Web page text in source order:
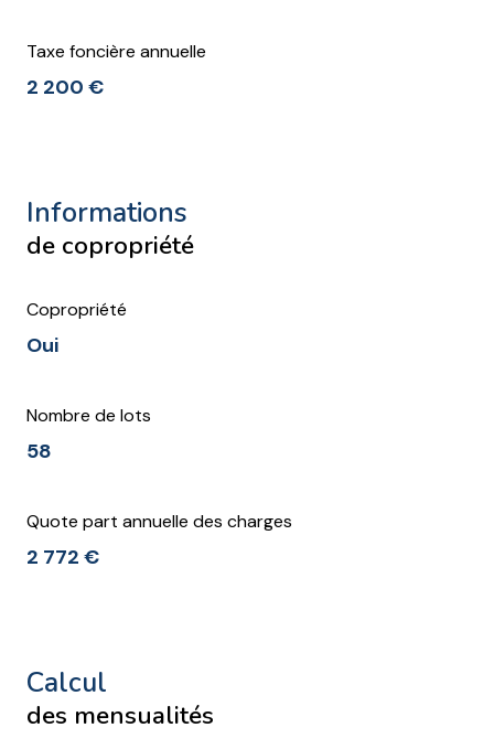
Taxe foncière annuelle
2 200 €
informations
de copropriété
Copropriété
Oui
Nombre de lots
58
Quote part annuelle des charges
2 772 €
calcul
des mensualités